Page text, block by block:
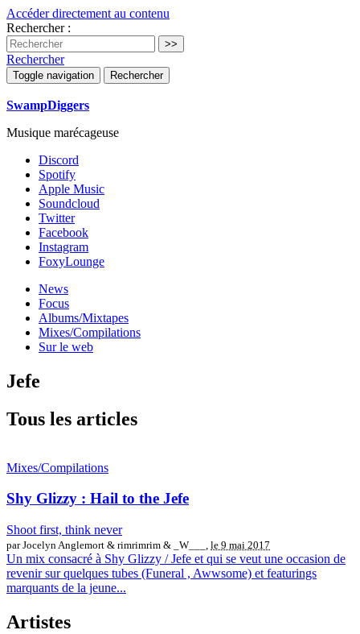
Accéder directement au contenu
Rechercher :
Rechercher
Toggle navigation Rechercher
SwampDiggers
Musique marécageuse
Discord
Spotify
Apple Music
Soundcloud
Twitter
Facebook
Instagram
FoxyLounge
News
Focus
Albums/Mixtapes
Mixes/Compilations
Sur le web
Jefe
Tous les articles
Mixes/Compilations
Shy Glizzy : Hail to the Jefe
Shoot first, think never
par Jocelyn Anglemort & rimrimrim & _W___, le 9 mai 2017
Un mix consacré à Shy Glizzy / Jefe et qui se veut une occasion de
revenir sur quelques tubes (Funeral , Awwsome) et featurings
marquants de la jeune...
Artistes